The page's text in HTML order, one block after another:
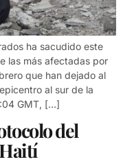
ha sacudido este
las más afectadas por
que han dejado al
al sur de la
GMT, […]
del